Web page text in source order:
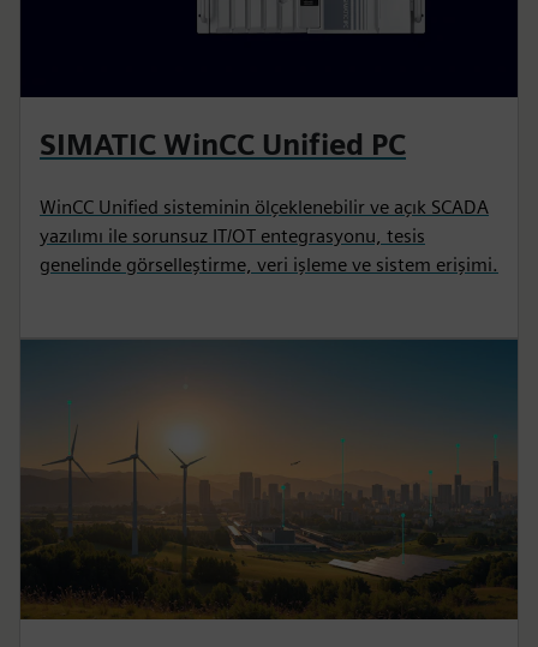
SIMATIC WinCC Unified PC
WinCC Unified sisteminin ölçeklenebilir ve açık SCADA
yazılımı ile sorunsuz IT/OT entegrasyonu, tesis
genelinde görselleştirme, veri işleme ve sistem erişimi.